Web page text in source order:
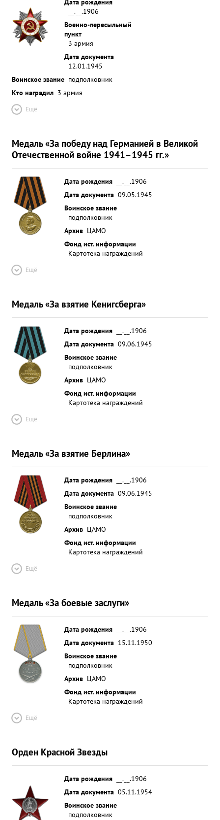
материал в помощь агитаторам о советской
гвардии, о русском военном искусстве и др. ...»
__.__.1906
Военно-пересыльный
пункт
3 армия
Дата документа
12.01.1945
Воинское звание подполковник
Кто наградил 3 армия
Ещё
Медаль «За победу над Германией в Великой
Отечественной войне 1941–1945 гг.»
Дата рождения
__.__.1906
Дата документа 09.05.1945
Воинское звание
подполковник
Архив ЦАМО
Фонд ист. информации
Картотека награждений
Ещё
Медаль «За взятие Кенигсберга»
Дата рождения
__.__.1906
Дата документа 09.06.1945
Воинское звание
подполковник
Архив ЦАМО
Фонд ист. информации
Картотека награждений
Ещё
Медаль «За взятие Берлина»
Дата рождения
__.__.1906
Дата документа 09.06.1945
Воинское звание
подполковник
Архив ЦАМО
Фонд ист. информации
Картотека награждений
Ещё
Медаль «За боевые заслуги»
Дата рождения
__.__.1906
Дата документа 15.11.1950
Воинское звание
подполковник
Архив ЦАМО
Фонд ист. информации
Картотека награждений
Ещё
Орден Красной Звезды
Дата рождения
__.__.1906
Дата документа 05.11.1954
Воинское звание
подполковник